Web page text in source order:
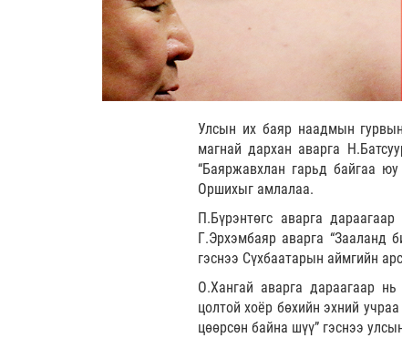
Улсын их баяр наадмын
магнай дархан аварга
“Баяржавхлан гарьд байгаа
Оршихыг амлалаа.
П.Бүрэнтөгс аварга
Г.Эрхэмбаяр аварга “Зааланд
гэснээ Сүхбаатарын аймгийн
О.Хангай аварга дараагаар
цолтой хоёр бөхийн эхний
цөөрсөн байна шүү” гэснээ